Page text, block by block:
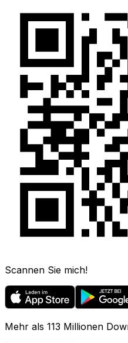
Scannen Sie mich!
Mehr als 113 Millionen